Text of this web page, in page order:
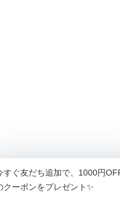
ショップに質問する